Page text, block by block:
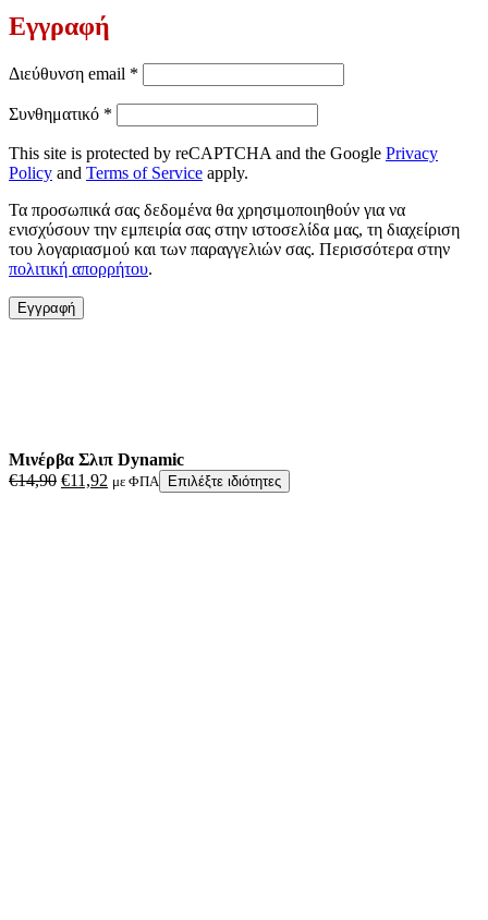
Εγγραφή
Διεύθυνση email *
Συνθηματικό *
This site is protected by reCAPTCHA and the Google Privacy
Policy and Terms of Service apply.
Τα προσωπικά σας δεδομένα θα χρησιμοποιηθούν για να
ενισχύσουν την εμπειρία σας στην ιστοσελίδα μας, τη διαχείριση
του λογαριασμού και των παραγγελιών σας. Περισσότερα στην
πολιτική απορρήτου.
Εγγραφή
Μινέρβα Σλιπ Dynamic
€14,90 Original
€11,92 Η
τρέχουσα
με ΦΠΑ Επιλέξτε ιδιότητες